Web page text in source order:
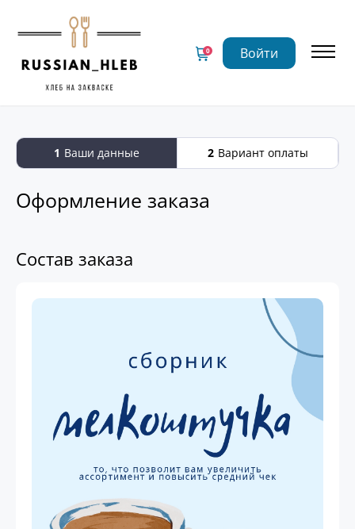
0 Войти
1 Ваши данные 2 Вариант оплаты
Оформление заказа
Состав заказа